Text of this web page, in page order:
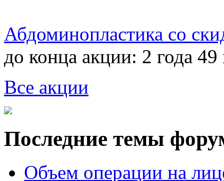
Абдоминопластика со
до конца акции: 2 года 49
Все акции
Последние темы
Объем операции на